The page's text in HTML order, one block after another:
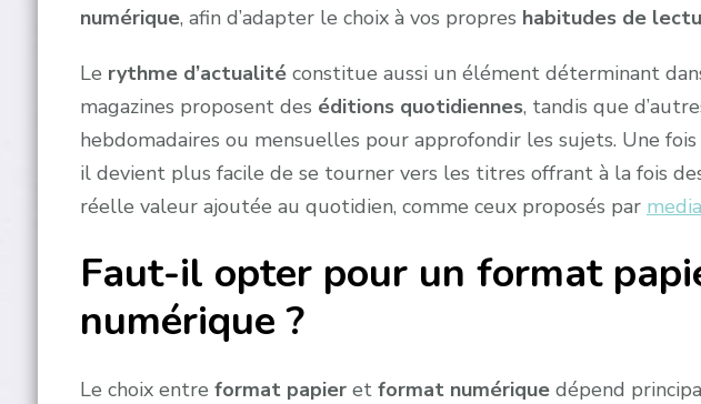
numérique, afin d’adapter le choix à vos propres habitudes de
Le rythme d’actualitéconstitue aussi un élément déterminant
magazines proposent des éditions quotidiennes, tandis que
hebdomadaires ou mensuelles pour approfondir les sujets. Une
il devient plus facile de se tourner vers les titres offrant à la fois
réelle valeur ajoutée au quotidien, comme ceux proposés par
Faut-il opter pour un format
numérique ?
Le choix entre format papieret format numériquedépend